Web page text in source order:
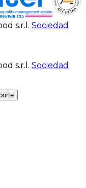
s.r.l. Sociedad
s.r.l. Sociedad